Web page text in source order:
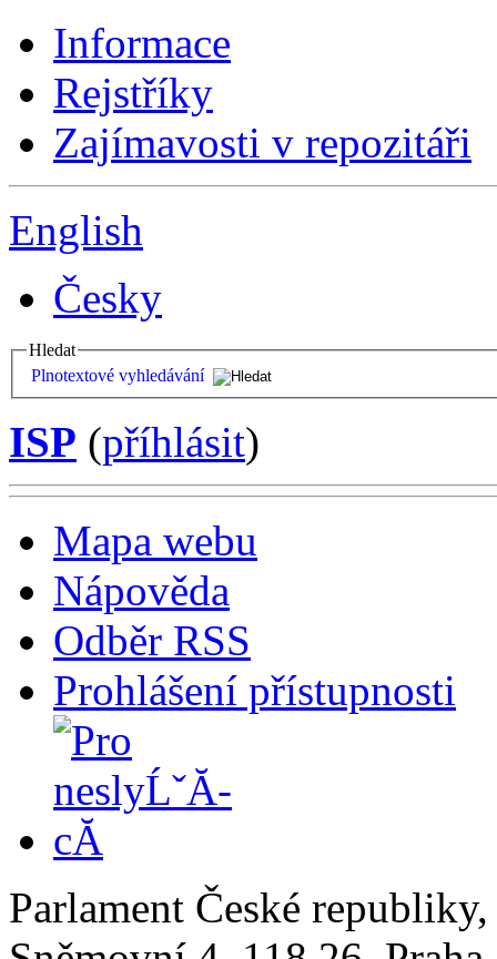
Informace
Rejstříky
Zajímavosti v repozitáři
English
Česky
Hledat
Plnotextové vyhledávání
ISP (příhlásit)
Mapa webu
Nápověda
Odběr RSS
Prohlášení přístupnosti
Parlament České